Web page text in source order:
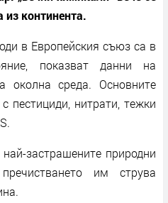
из континента.
в Европейския съюз са в
показват данни на
околна среда. Основните
пестициди, нитрати, тежки
застрашените природни
им струва